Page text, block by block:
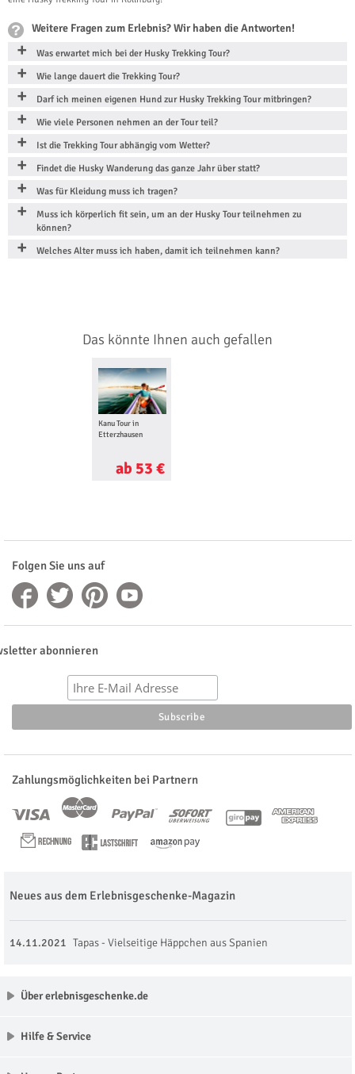
Weitere Fragen zum Erlebnis? Wir haben die Antworten!
Was erwartet mich bei der Husky Trekking Tour?
Wie lange dauert die Trekking Tour?
Darf ich meinen eigenen Hund zur Husky Trekking Tour mitbringen?
Wie viele Personen nehmen an der Tour teil?
Ist die Trekking Tour abhängig vom Wetter?
Findet die Husky Wanderung das ganze Jahr über statt?
Was für Kleidung muss ich tragen?
Muss ich körperlich fit sein, um an der Husky Tour teilnehmen zu
können?
Welches Alter muss ich haben, damit ich teilnehmen kann?
Das könnte Ihnen auch gefallen
Kanu Tour in
Etterzhausen
ab 53 €
Folgen Sie uns auf
abonnieren
Zahlungsmöglichkeiten bei Partnern
Neues aus dem Erlebnisgeschenke-Magazin
14.11.2021 Tapas - Vielseitige Häppchen aus Spanien
Über erlebnisgeschenke.de
Hilfe & Service